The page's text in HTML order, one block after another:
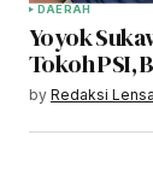
DAERAH
Yoyok
Tokoh PSI,
by Redaksi